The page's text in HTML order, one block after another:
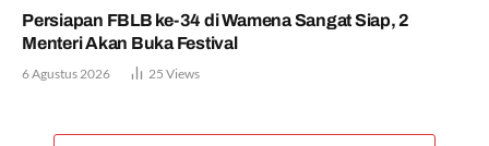
Persiapan FBLB ke-34 di Wamena Sangat Siap, 2
Menteri Akan Buka Festival
6 Agustus 2026 25 Views